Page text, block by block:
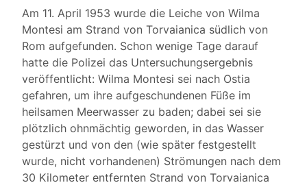
Am 11. April 1953 wurde die Leiche von Wilma
Montesi am Strand von Torvaianica südlich von
Rom aufgefunden. Schon wenige Tage darauf
hatte die Polizei das Untersuchungsergebnis
veröffentlicht: Wilma Montesi sei nach Ostia
gefahren, um ihre aufgeschundenen Füße im
heilsamen Meerwasser zu baden; dabei sei sie
plötzlich ohnmächtig geworden, in das Wasser
gestürzt und von den (wie später festgestellt
wurde, nicht vorhandenen) Strömungen nach dem
30 Kilometer entfernten Strand von Torvaianica